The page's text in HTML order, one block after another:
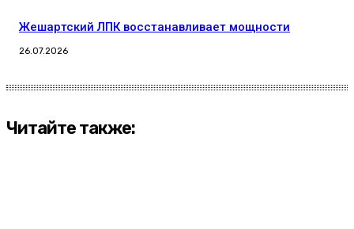
Жешартский ЛПК восстанавливает мощности
26.07.2026
Читайте также: